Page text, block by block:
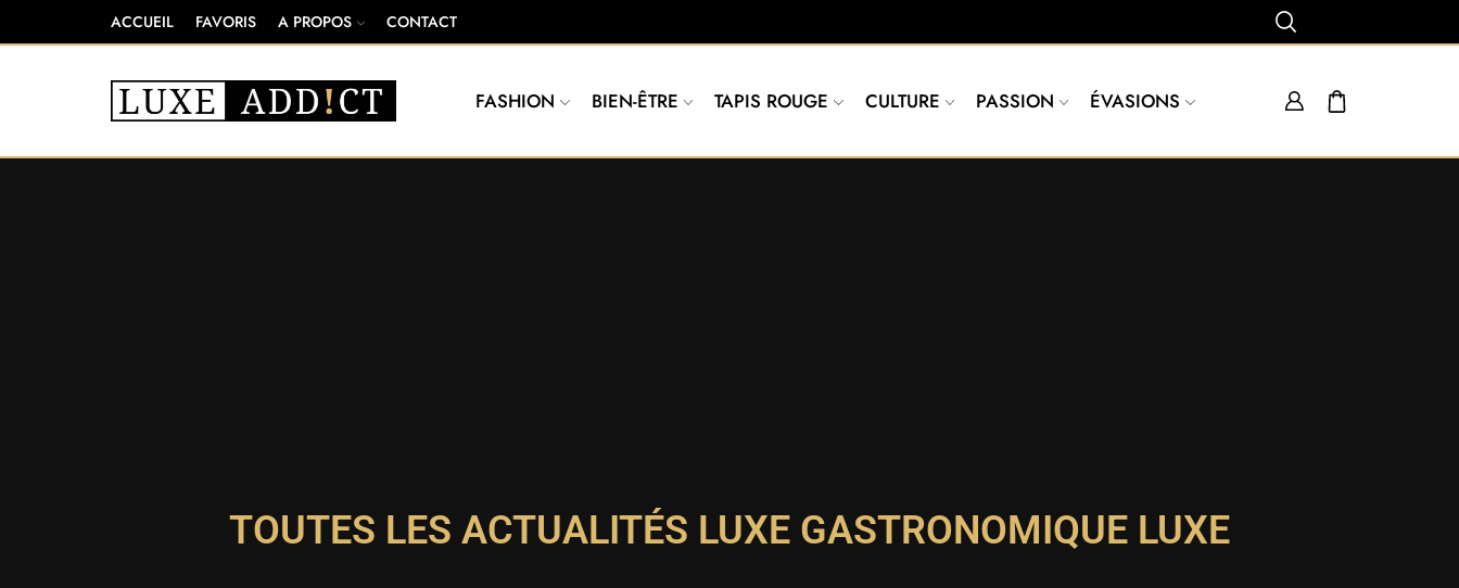
ACCUEIL FAVORIS A PROPOS CONTACT
FASHION BIEN-ÊTRE TAPIS ROUGE CULTURE PASSION ÉVASIONS
TOUTES LES ACTUALITÉS LUXE GASTRONOMIQUE LUXE